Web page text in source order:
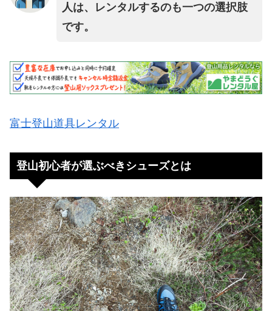
人は、レンタルするのも一つの選択肢
です。
富士登山道具レンタル
登山初心者が選ぶべきシューズとは